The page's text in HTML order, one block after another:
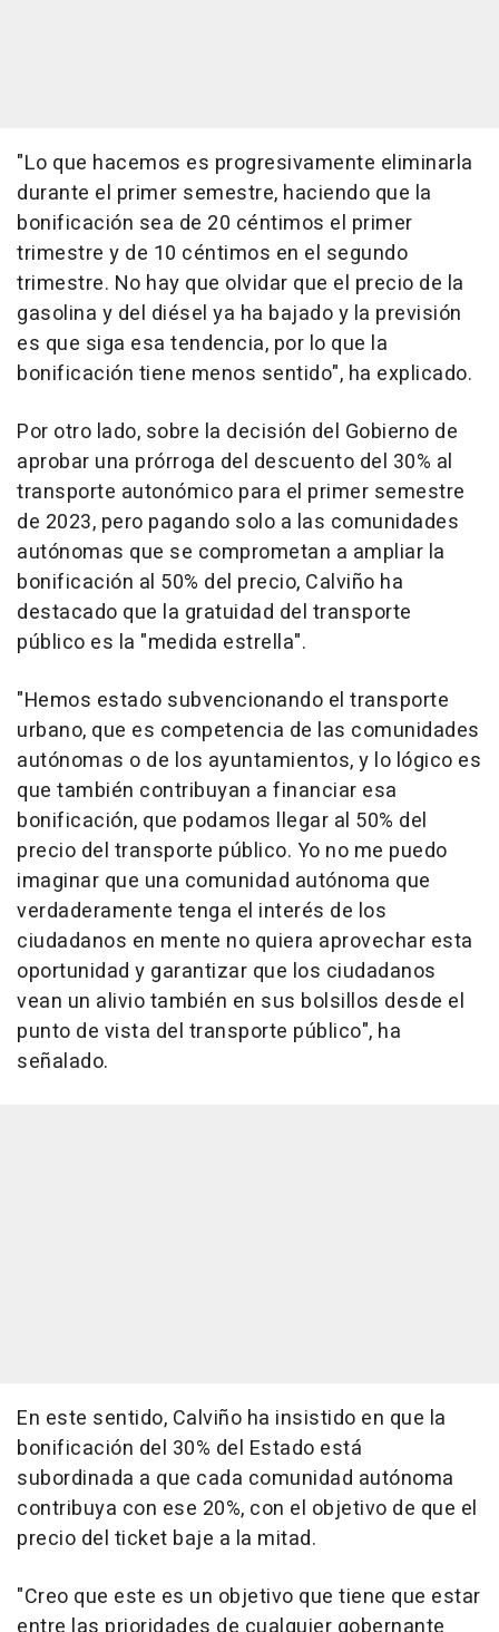
"Lo que hacemos es progresivamente eliminarla
durante el primer semestre, haciendo que la
bonificación sea de 20 céntimos el primer
trimestre y de 10 céntimos en el segundo
trimestre. No hay que olvidar que el precio de la
gasolina y del diésel ya ha bajado y la previsión
es que siga esa tendencia, por lo que la
bonificación tiene menos sentido", ha explicado.
Por otro lado, sobre la decisión del Gobierno de
aprobar una prórroga del descuento del 30% al
transporte autonómico para el primer semestre
de 2023, pero pagando solo a las comunidades
autónomas que se comprometan a ampliar la
bonificación al 50% del precio, Calviño ha
destacado que la gratuidad del transporte
público es la "medida estrella".
"Hemos estado subvencionando el transporte
urbano, que es competencia de las comunidades
autónomas o de los ayuntamientos, y lo lógico es
que también contribuyan a financiar esa
bonificación, que podamos llegar al 50% del
precio del transporte público. Yo no me puedo
imaginar que una comunidad autónoma que
verdaderamente tenga el interés de los
ciudadanos en mente no quiera aprovechar esta
oportunidad y garantizar que los ciudadanos
vean un alivio también en sus bolsillos desde el
punto de vista del transporte público", ha
señalado.
En este sentido, Calviño ha insistido en que la
bonificación del 30% del Estado está
subordinada a que cada comunidad autónoma
contribuya con ese 20%, con el objetivo de que el
precio del ticket baje a la mitad.
"Creo que este es un objetivo que tiene que estar